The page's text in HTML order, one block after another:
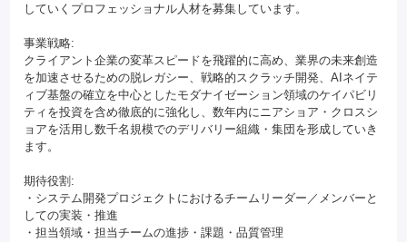
していくプロフェッショナル人材を募集しています。
事業戦略:
クライアント企業の変革スピードを飛躍的に高め、業界の未来創造
を加速させるための脱レガシー、戦略的スクラッチ開発、AIネイテ
ィブ基盤の確立を中心としたモダナイゼーション領域のケイパビリ
ティを投資を含め徹底的に強化し、数年内にニアショア・クロスシ
ョアを活用し数千名規模でのデリバリー組織・集団を形成していき
ます。
期待役割:
・システム開発プロジェクトにおけるチームリーダー／メンバーと
しての実装・推進
・担当領域・担当チームの進捗・課題・品質管理